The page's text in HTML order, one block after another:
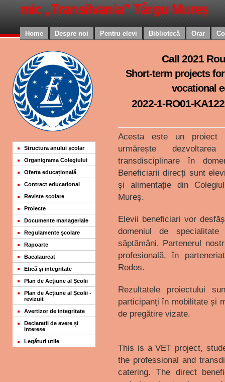
„Transilvania” Târgu Mureș
Home Despre noi Pentru elevi Bibliotecă Orar
Structura anului școlar
Organigrama Colegiului
Oferta educațională
Contract educațional
Reviste școlare
Proiecte
Documente manageriale
Regulamente școlare
Rapoarte
Bacalaureat
Etică și integritate
Plan de Acțiune al Școlii
Plan de Acțiune al Școlii -
revizuit
Avertizor de integritate
Declarații de avere și
interese
Legături utile
Call 2021
Short-term projects
vocational
2022-1-RO01-
Acesta este un proiect
urmărește
transdisciplinare în
Beneficiarii direcți sunt
și alimentație din
Mureș.
Elevii beneficiari vor
domeniul de
săptămâni. Partenerul
profesională, în
Rodos.
Rezultatele proiectului
participanți în mobilitate și
de pregătire vizate.
This is a VET project,
the professional and
catering. The direct